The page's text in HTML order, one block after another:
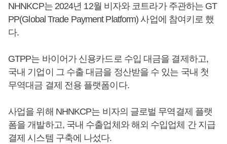
NHNKCP는 2024년 12월 비자와 코트라가 주관하는 GT
PP(Global Trade Payment Platform) 사업에 참여키로 했
다.
GTPP는 바이어가 신용카드로 수입 대금을 결제하고,
국내 기업이 그 수출 대금을 정산받을 수 있는 국내 첫
무역대금 결제 전용 플랫폼이다.
사업을 위해 NHNKCP는 비자의 글로벌 무역결제 플랫
폼을 개발하고, 국내 수출업체와 해외 수입업체 간 지급
결제 시스템 구축에 나섰다.